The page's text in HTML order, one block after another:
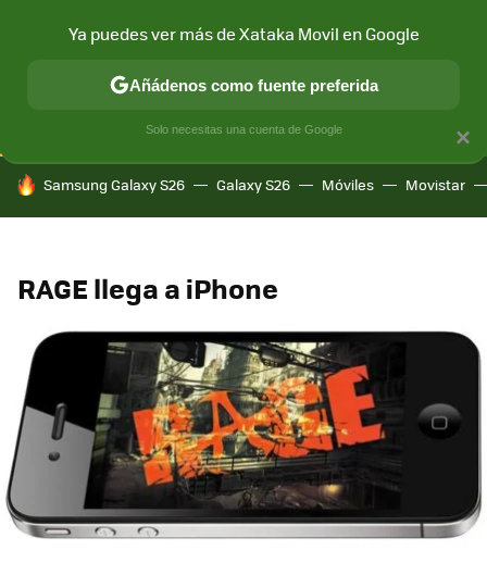
CONECTIVIDAD MÓVIL Y SOCIEDAD APLICACIONES
HOY SE HABLA DE
Samsung Galaxy S26 Galaxy S26 Móviles Movistar
RAGE llega a iPhone
×
Ya puedes ver más de Xataka Movil en Google
Añádenos como fuente preferida
Solo necesitas una cuenta de Google